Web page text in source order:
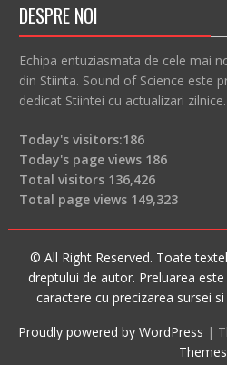
DESPRE NOI
Echipa entuziasmata de cele mai
din Stiinta. Sound of Science este
dedicat Stiintei cu actualizari zilnice.
Today's visitors:186
Today's page views 186
Total visitors 136,426
Total page views 149,323
© All Right Reserved. Toate
dreptului de autor. Preluarea
caractere cu precizarea sursei
Proudly powered by WordPress |
Themes